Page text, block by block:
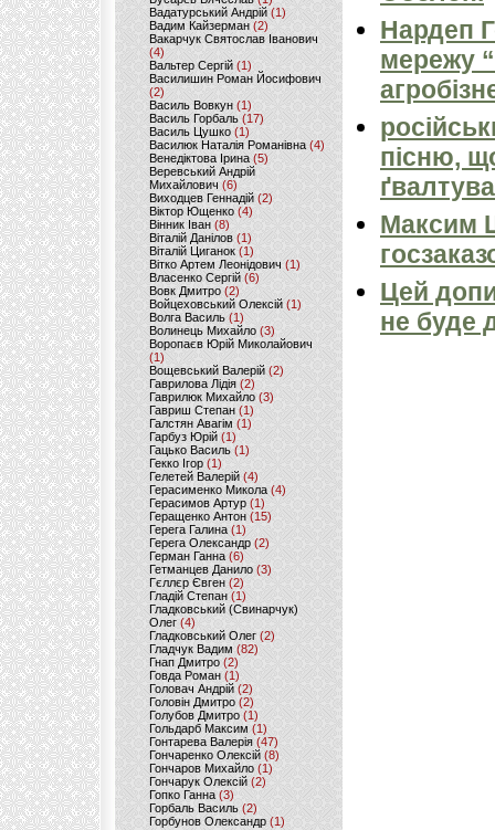
Вадатурський Андрій (1)
Вадим Кайзерман (2)
Вакарчук Святослав Іванович
(4)
Вальтер Сергій (1)
Василишин Роман Йосифович
(2)
Василь Вовкун (1)
Василь Горбаль (17)
Василь Цушко (1)
Василюк Наталія Романівна (4)
Венедіктова Ірина(5)
Веревський Андрій
Михайлович (6)
Виходцев Геннадій (2)
Віктор Ющенко (4)
Вінник Іван (8)
Віталій Данілов (1)
Віталій Циганок (1)
Вітко Артем Леонідович(1)
Власенко Сергій (6)
Вовк Дмитро(2)
Войцеховський Олексій(1)
Волга Василь (1)
Волинець Михайло (3)
Воропаєв Юрій Миколайович
(1)
Вощевський Валерій(2)
Гаврилова Лідія (2)
Гаврилюк Михайло (3)
Гавриш Степан (1)
Галстян Авагім (1)
Гарбуз Юрій (1)
Гацько Василь (1)
Гекко Ігор(1)
Гелетей Валерій (4)
Герасименко Микола (4)
Герасимов Артур (1)
Геращенко Антон(15)
Герега Галина (1)
Герега Олександр (2)
Герман Ганна (6)
Гетманцев Данило (3)
Гєллєр Євген (2)
Гладій Степан(1)
Гладковський (Свинарчук)
Олег (4)
Гладковський Олег (2)
Гладчук Вадим (82)
Гнап Дмитро (2)
Говда Роман(1)
Головач Андрій (2)
Головін Дмитро (2)
Голубов Дмитро (1)
Гольдарб Максим(1)
Гонтарева Валерія (47)
Гончаренко Олексій(8)
Гончаров Михайло (1)
Гончарук Олексій (2)
Гопко Ганна (3)
Горбаль Василь (2)
Горбунов Олександр (1)
Нардеп
мережу
пісню,
Максим
Цей
не буде